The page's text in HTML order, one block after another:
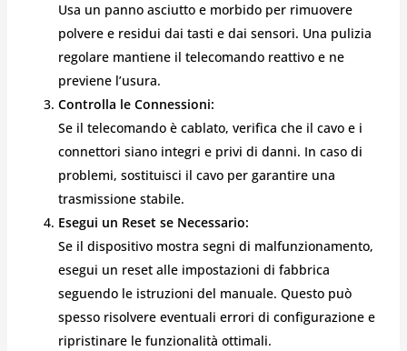
Usa un panno asciutto e morbido per rimuovere
polvere e residui dai tasti e dai sensori. Una pulizia
regolare mantiene il telecomando reattivo e ne
previene l’usura.
Controlla le Connessioni:
Se il telecomando è cablato, verifica che il cavo e i
connettori siano integri e privi di danni. In caso di
problemi, sostituisci il cavo per garantire una
trasmissione stabile.
Esegui un Reset se Necessario:
Se il dispositivo mostra segni di malfunzionamento,
esegui un reset alle impostazioni di fabbrica
seguendo le istruzioni del manuale. Questo può
spesso risolvere eventuali errori di configurazione e
ripristinare le funzionalità ottimali.